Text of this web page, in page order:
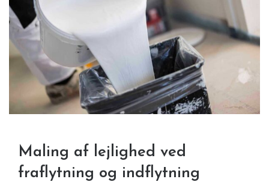
Maling af lejlighed ved
fraflytning og indflytning